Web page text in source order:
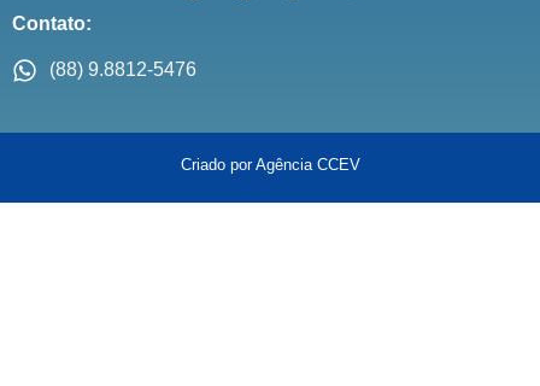
Contato:
(88) 9.8812-5476
Criado por Agência CCEV